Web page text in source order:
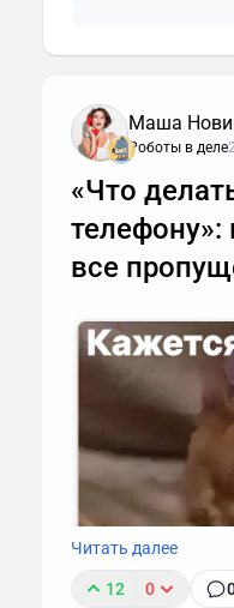
Маша
Роботы в деле
«Что
телефону»:
все
Читать далее
12 0